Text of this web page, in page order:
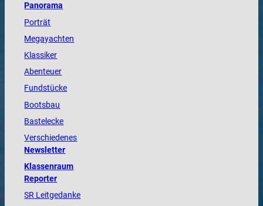
Panorama
Porträt
Megayachten
Klassiker
Abenteuer
Fundstücke
Bootsbau
Bastelecke
Verschiedenes
Newsletter
Klassenraum
Reporter
SR Leitgedanke